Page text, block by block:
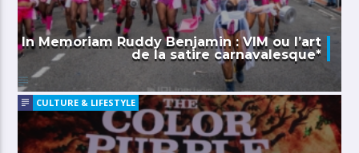
In Memoriam Ruddy Benjamin : VIM ou l’art
de la satire carnavalesque*
CULTURE & LIFESTYLE